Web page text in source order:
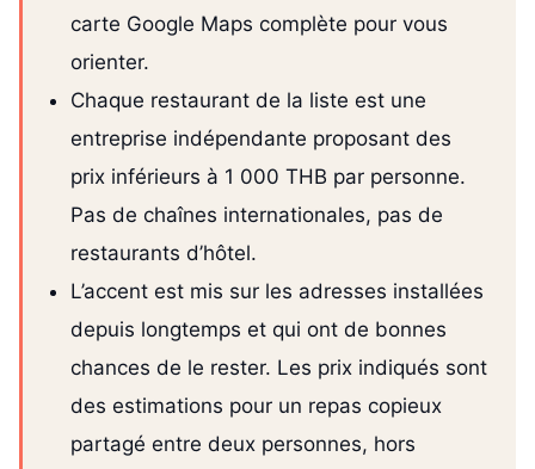
carte Google Maps complète pour vous
orienter.
Chaque restaurant de la liste est une
entreprise indépendante proposant des
prix inférieurs à 1 000 THB par personne.
Pas de chaînes internationales, pas de
restaurants d’hôtel.
L’accent est mis sur les adresses installées
depuis longtemps et qui ont de bonnes
chances de le rester. Les prix indiqués sont
des estimations pour un repas copieux
partagé entre deux personnes, hors